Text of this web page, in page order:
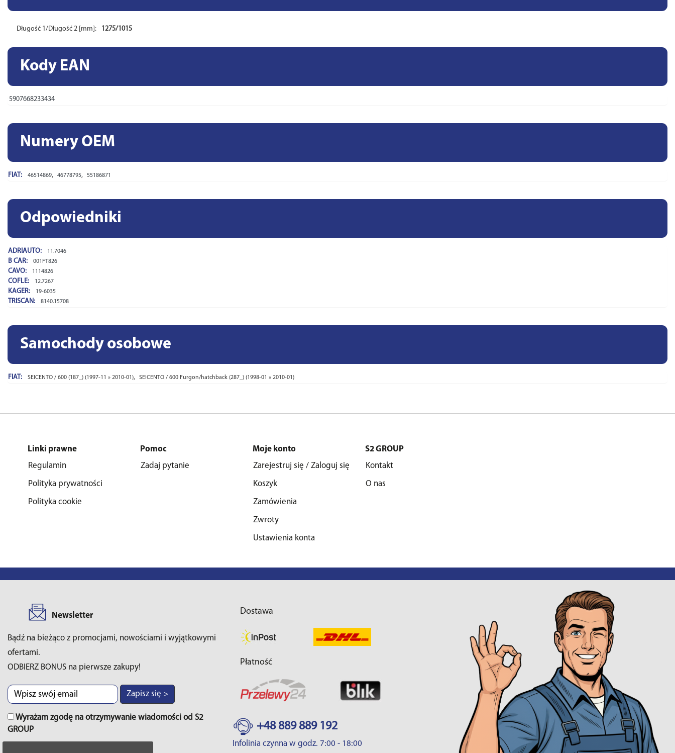
Długość 1/Długość 2 [mm]: 1275/1015
Kody EAN
5907668233434
Numery OEM
FIAT: 46514869, 46778795, 55186871
Odpowiedniki
ADRIAUTO: 11.7046
B CAR: 001FT826
CAVO: 1114826
COFLE: 12.7267
KAGER: 19-6035
TRISCAN: 8140.15708
Samochody osobowe
FIAT: SEICENTO / 600 (187_) (1997-11 » 2010-01), SEICENTO / 600 Furgon/hatchback (287_) (1998-01 » 2010-01)
Linki prawne
Regulamin
Polityka prywatności
Polityka cookie
Pomoc
Zadaj pytanie
Moje konto
Zarejestruj się / Zaloguj się
Koszyk
Zamówienia
Zwroty
Ustawienia konta
S2 GROUP
Kontakt
O nas
Newsletter
Bądź na bieżąco z promocjami, nowościami i wyjątkowymi
ofertami.
ODBIERZ BONUS na pierwsze zakupy!
Zapisz się >
Wyrażam zgodę na otrzymywanie wiadomości od S2
GROUP
Dostawa
Płatność
+48 889 889 192
Infolinia czynna w godz. 7:00 - 18:00